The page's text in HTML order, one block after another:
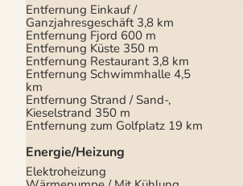
Entfernung Einkauf /
Ganzjahresgeschäft 3,8 km
Entfernung Fjord 600 m
Entfernung Küste 350 m
Entfernung Restaurant 3,8 km
Entfernung Schwimmhalle 4,5
km
Entfernung Strand / Sand-,
Kieselstrand 350 m
Entfernung zum Golfplatz 19 km
Energie/Heizung
Elektroheizung